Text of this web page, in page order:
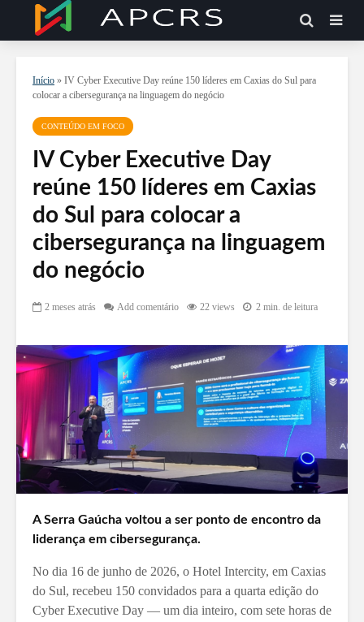
Início » IV Cyber Executive Day reúne 150 líderes em Caxias do Sul para
colocar a cibersegurança na linguagem do negócio
CONTEÚDO EM FOCO
IV Cyber Executive Day
reúne 150 líderes em Caxias
do Sul para colocar a
cibersegurança na linguagem
do negócio
2 meses atrás Add comentário 22 views 2 min. de leitura
A Serra Gaúcha voltou a ser ponto de encontro da
liderança em cibersegurança.
No dia 16 de junho de 2026, o Hotel Intercity, em Caxias
do Sul, recebeu 150 convidados para a quarta edição do
Cyber Executive Day — um dia inteiro, com sete horas de